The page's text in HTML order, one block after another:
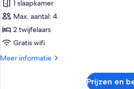
Twin
kamer,
niet-
roken
laden
1 slaapkamer
Max. aantal: 4
2 twijfelaars
Gratis wifi
Meer informatie
Meer
Prijzen en